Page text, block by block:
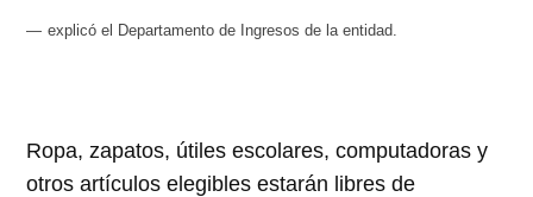
explicó el Departamento de Ingresos de la entidad.
Ropa, zapatos, útiles escolares, computadoras y
otros artículos elegibles estarán libres de